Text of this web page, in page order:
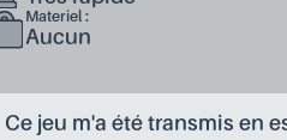
Materiel :
Aucun
Ce jeu m'a été transmis en